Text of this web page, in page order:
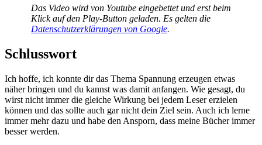
Das Video wird von Youtube eingebettet und erst beim
Klick auf den Play-Button geladen. Es gelten die
Datenschutzerklärungen von Google.
Schlusswort
Ich hoffe, ich konnte dir das Thema Spannung erzeugen etwas
näher bringen und du kannst was damit anfangen. Wie gesagt, du
wirst nicht immer die gleiche Wirkung bei jedem Leser erzielen
können und das sollte auch gar nicht dein Ziel sein. Auch ich lerne
immer mehr dazu und habe den Ansporn, dass meine Bücher immer
besser werden.